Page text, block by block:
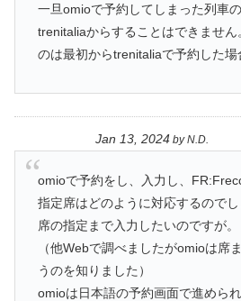
一旦omioで予約してしまった列車
trenitaliaからすることはできませ
のは最初からtrenitaliaで予約した場
Jan 13, 2024 byN.D.
omioで予約をし、入力し、
指定席はどのように対応するのでし
席の指定まで入力したいのですが。
（他Webで調べましたがomioは席
うのを知りました）
omioは日本語の予約画面で進めら